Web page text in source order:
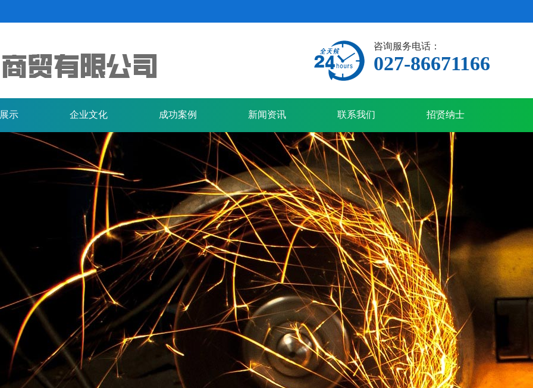
咨询服务电话：
027-86671166
示 企业文化 成功案例 新闻资讯 联系我们 招贤纳士
查看详情+ 铁精粉 查看详情+
查看详情+ 水稻 查看详情+ 玉米 查看详情+